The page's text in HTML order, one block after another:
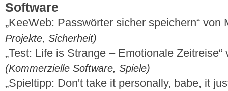
Software
„KeeWeb: Passwörter sicher speichern“ von
Projekte, Sicherheit)
„Test: Life is Strange – Emotionale
(Kommerzielle Software, Spiele)
„Spieltipp: Don't take it personally, babe, it